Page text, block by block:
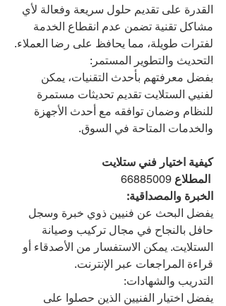
القدرة على تقديم حلول سريعة وفعالة لأي
مشاكل تقنية تضمن عدم انقطاع الخدمة
لفترات طويلة، مما يحافظ على رضا العملاء.
التحديث والتطوير المستمر:
بفضل معرفتهم بأحدث التقنيات، يمكن
لفنيي الستلايت تقديم تحديثات مستمرة
للنظام وضمان توافقه مع أحدث الأجهزة
والخدمات المتاحة في السوق.
كيفية اختيار فني ستلايت
المطلاع 66885009
الخبرة والمصداقية:
يفضل البحث عن فنيين ذوي خبرة وسجل
حافل بالنجاح في مجال تركيب وصيانة
الستلايت. يمكن الاستفسار من الأصدقاء أو
قراءة المراجعات عبر الإنترنت.
التدريب والشهادات:
يفضل اختيار الفنيين الذين حصلوا على